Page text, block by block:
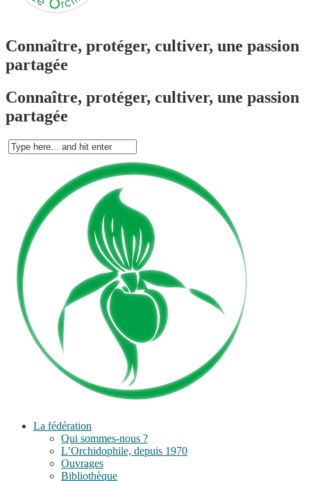
Connaître, protéger, cultiver, une passion
partagée
Connaître, protéger, cultiver, une passion
partagée
La fédération
Qui sommes-nous ?
L’Orchidophile, depuis 1970
Ouvrages
Bibliothèque